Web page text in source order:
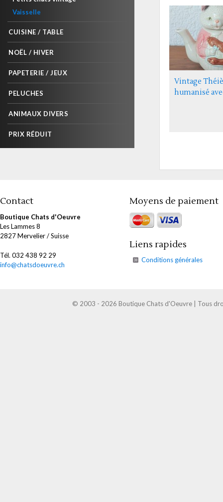
Vaisselle
CUISINE / TABLE
NOËL / HIVER
PAPETERIE / JEUX
PELUCHES
ANIMAUX DIVERS
PRIX RÉDUIT
Vintage
humanisé
Contact
Boutique Chats d'Oeuvre
Les Lammes 8
2827 Mervelier / Suisse
Tél. 032 438 92 29
info@chatsdoeuvre.ch
Moyens de paiement
Liens rapides
Conditions générales
© 2003 - 2026 Boutique Chats d'Oeuvre | Tous